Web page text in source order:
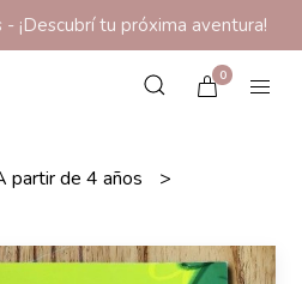
¡Descubrí tu próxima aventura!
0
partir de 4 años